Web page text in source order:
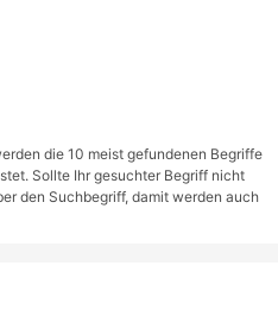
die 10 meist gefundenen Begriffe
Sollte Ihr gesuchter Begriff nicht
den Suchbegriff, damit werden auch